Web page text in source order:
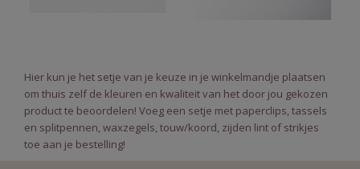
Hier kun je het setje van je keuze in je winkelmandje plaatsen
om thuis zelf de kleuren en kwaliteit van het door jou gekozen
product te beoordelen! Voeg een setje met paperclips, tassels
en splitpennen, waxzegels, touw/koord, zijden lint of strikjes
toe aan je bestelling!